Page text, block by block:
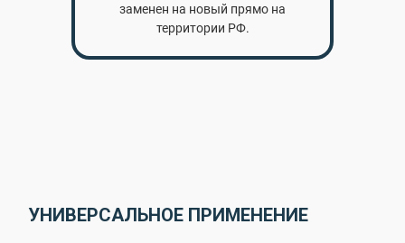
заменен на новый прямо на
территории РФ.
УНИВЕРСАЛЬНОЕ ПРИМЕНЕНИЕ